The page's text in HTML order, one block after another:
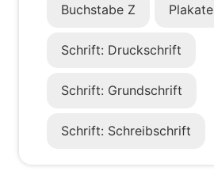
Buchstabe Z Plakate
Schrift: Druckschrift
Schrift: Grundschrift
Schrift: Schreibschrift